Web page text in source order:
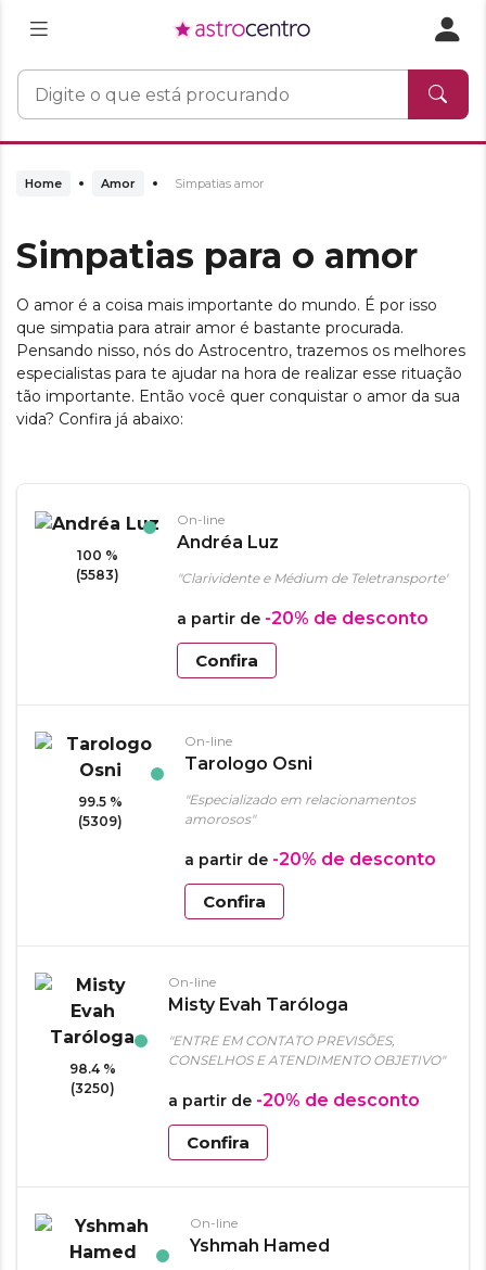
Home Amor Simpatias amor
Simpatias para o amor
O amor é a coisa mais importante do mundo. É por isso
que simpatia para atrair amor é bastante procurada.
Pensando nisso, nós do Astrocentro, trazemos os melhores
especialistas para te ajudar na hora de realizar esse rituação
tão importante. Então você quer conquistar o amor da sua
vida? Confira já abaixo:
100 %
(5583)
On-line
Andréa Luz
"Clarividente e Médium de Teletransporte"
a partir de -20% de desconto
Confira
99.5 %
(5309)
On-line
Tarologo Osni
"Especializado em relacionamentos
amorosos"
a partir de -20% de desconto
Confira
98.4 %
(3250)
On-line
Misty Evah Taróloga
"ENTRE EM CONTATO PREVISÕES,
CONSELHOS E ATENDIMENTO OBJETIVO"
a partir de -20% de desconto
Confira
On-line
Yshmah Hamed